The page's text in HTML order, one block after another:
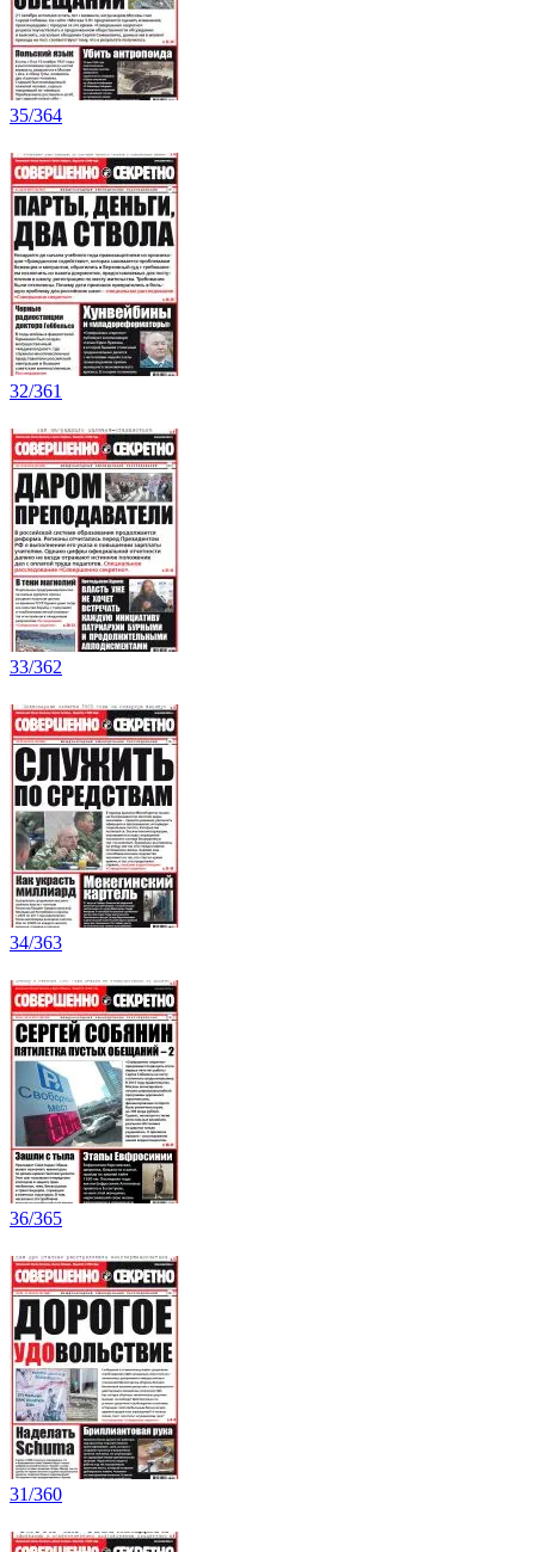
35/364
32/361
33/362
34/363
36/365
31/360